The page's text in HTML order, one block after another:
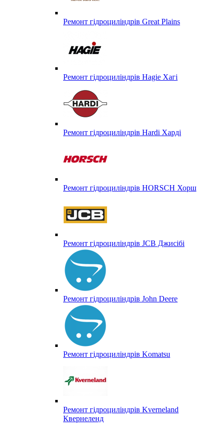
Ремонт гідроциліндрів Great Plains
Ремонт гідроциліндрів Hagie Хагі
Ремонт гідроциліндрів Hardi Харді
Ремонт гідроциліндрів HORSCH Хорш
Ремонт гідроциліндрів JCB Джисібі
Ремонт гідроциліндрів John Deere
Ремонт гідроциліндрів Komatsu
Ремонт гідроциліндрів Kverneland
Квернеленд